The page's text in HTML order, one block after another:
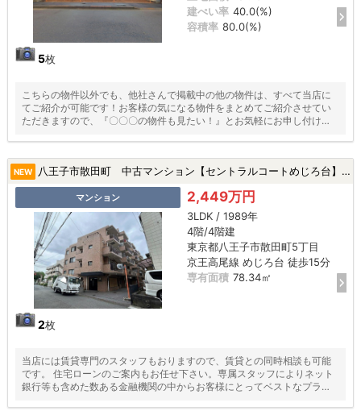
5枚
建ぺい率 40.0(%)
容積率 80.0(%)
こちらの物件以外でも、他社さんで掲載中の他の物件は、すべて当店に
てご紹介が可能です！お客様の気になる物件をまとめてご紹介させてい
ただきますので、『〇〇〇の物件も見たい！』とお気軽にお申し付けく
NEW 八王子市散田町 中古マンション【セントラルコートめじろ台】★めじろ台駅・新規リフォーム・三方角部屋★|八王子市散田町5丁目の中古マンション
マンション
2枚
2,449万円
3LDK / 1989年
4階/4階建
東京都八王子市散田町5丁目
京王高尾線 めじろ台 徒歩15分
専有面積 78.34㎡
当店には賃貸専門のスタッフもおりますので、賃貸との同時相談も可能
です。 住宅ローンのご案内もお任せ下さい。専属スタッフによりネット
銀行等も含めた数ある金融機関の中からお客様にとってベストなプラン